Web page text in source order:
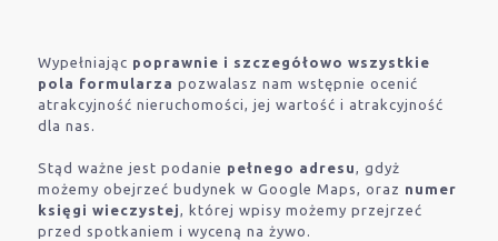
Wypełniając poprawnie i szczegółowo wszystkie
pola formularza pozwalasz nam wstępnie ocenić
atrakcyjność nieruchomości, jej wartość i atrakcyjność
dla nas.
Stąd ważne jest podanie pełnego adresu, gdyż
możemy obejrzeć budynek w Google Maps, oraz numer
księgi wieczystej, której wpisy możemy przejrzeć
przed spotkaniem i wyceną na żywo.